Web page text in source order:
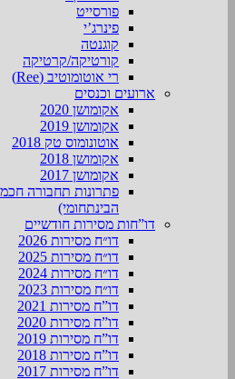
פורסייט
פינרג’י
קוגנטה
קורטיקה/קרטיקה
רי אוטומוטיב (Ree)
ארועים וכנסים
אקומושן 2020
אקומושן 2019
אוטונומוס טק 2018
אקומושן 2018
אקומושן 2017
פתרונות תחבורה
הבינתחומי)
דו”חות מסירות חודשיים
דו״ח מסירות 2026
דו״ח מסירות 2025
דו״ח מסירות 2024
דו״ח מסירות 2023
דו”ח מסירות 2021
דו”ח מסירות 2020
דו”ח מסירות 2019
דו”ח מסירות 2018
דו”ח מסירות 2017